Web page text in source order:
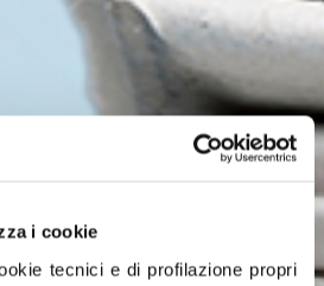
i cookie
tecnici e di profilazione propri